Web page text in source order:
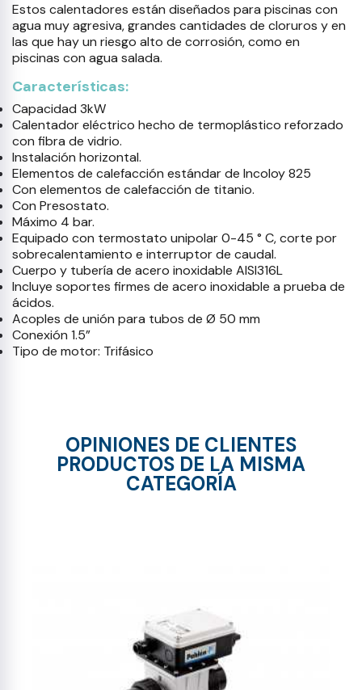
Estos calentadores están diseñados para piscinas con
agua muy agresiva, grandes cantidades de cloruros y en
las que hay un riesgo alto de corrosión, como en
piscinas con agua salada.
Características:
Capacidad 3kW
Calentador eléctrico hecho de termoplástico reforzado
con fibra de vidrio.
Instalación horizontal.
Elementos de calefacción estándar de Incoloy 825
Con elementos de calefacción de titanio.
Con Presostato.
Máximo 4 bar.
Equipado con termostato unipolar 0-45 ° C, corte por
sobrecalentamiento e interruptor de caudal.
Cuerpo y tubería de acero inoxidable AISI316L
Incluye soportes firmes de acero inoxidable a prueba de
ácidos.
Acoples de unión para tubos de Ø 50 mm
Conexión 1.5”
Tipo de motor: Trifásico
OPINIONES DE CLIENTES
PRODUCTOS DE LA MISMA
CATEGORÍA